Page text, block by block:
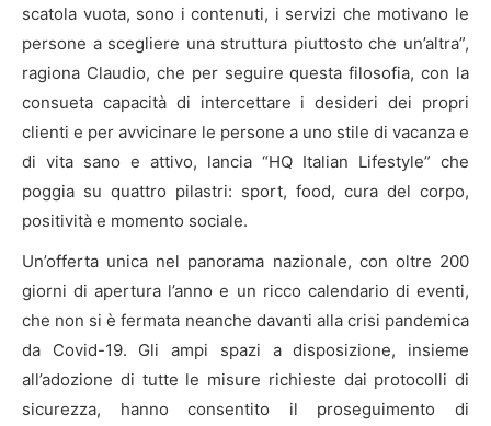
scatola vuota, sono i contenuti, i servizi che motivano le
persone a scegliere una struttura piuttosto che un’altra”,
ragiona Claudio, che per seguire questa filosofia, con la
consueta capacità di intercettare i desideri dei propri
clienti e per avvicinare le persone a uno stile di vacanza e
di vita sano e attivo, lancia “HQ Italian Lifestyle” che
poggia su quattro pilastri: sport, food, cura del corpo,
positività e momento sociale.
Un’offerta unica nel panorama nazionale, con oltre 200
giorni di apertura l’anno e un ricco calendario di eventi,
che non si è fermata neanche davanti alla crisi pandemica
da Covid-19. Gli ampi spazi a disposizione, insieme
all’adozione di tutte le misure richieste dai protocolli di
sicurezza, hanno consentito il proseguimento di